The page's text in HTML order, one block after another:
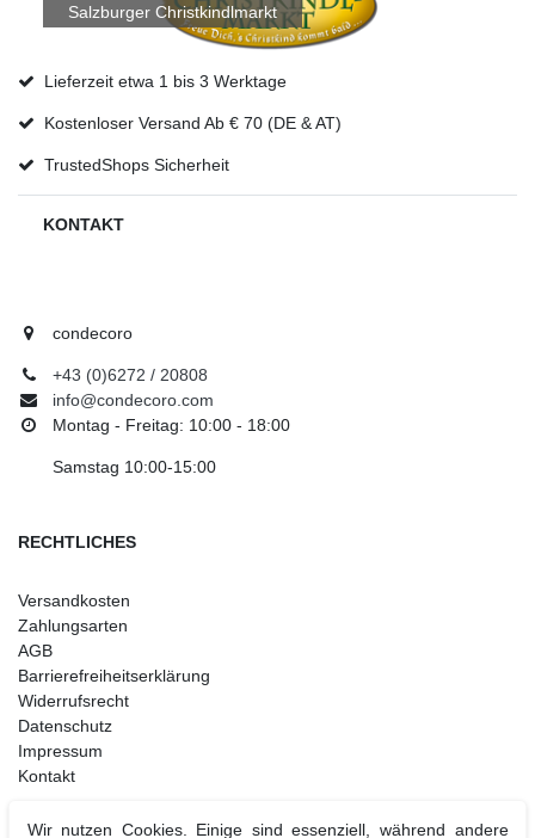
Salzburger Christkindlmarkt
Lieferzeit etwa 1 bis 3 Werktage
Kostenloser Versand Ab € 70 (DE & AT)
TrustedShops Sicherheit
KONTAKT
condecoro
+43 (0)6272 / 20808
info@condecoro.com
Montag - Freitag: 10:00 - 18:00
Samstag 10:00-15:00
RECHTLICHES
Versandkosten
Zahlungsarten
AGB
Barrierefreiheitserklärung
Widerrufsrecht
Datenschutz
Impressum
Kontakt
Wir nutzen Cookies. Einige sind essenziell, während andere